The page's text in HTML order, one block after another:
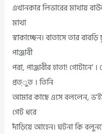
এখানকার লিভারের মাথায়
মাথা
স্বাকাচ্ছেন। বাতাসে তার
পাঞ্জাবী
পরা, পাঞ্জাবীর হাতা!
প্রত্ুত । তিনি
আমার কাছে এসে বললেন,
গেট ধরে
দাঁড়িয়ে আহেন। ঘটনা কি